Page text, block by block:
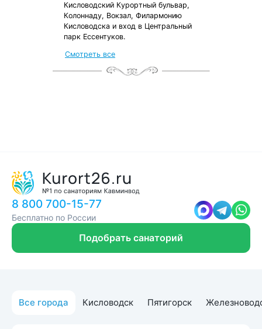
Кисловодский Курортный бульвар,
Колоннаду, Вокзал, Филармонию
Кисловодска и вход в Центральный
парк Ессентуков.
Смотреть все
8 800 700-15-77
Бесплатно по России
Подобрать санаторий
Все города Кисловодск Пятигорск